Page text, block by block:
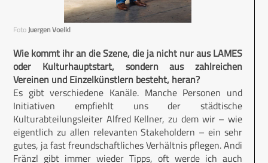
FotoJuergen Voelkl
Wie kommt ihr an die Szene, die ja nicht nur aus LAMES
oder Kulturhauptstart, sondern aus zahlreichen
Vereinen und Einzelkünstlern besteht, heran?
Es gibt verschiedene Kanäle. Manche Personen und
Initiativen empfiehlt uns der städtische
Kulturabteilungsleiter Alfred Kellner, zu dem wir – wie
eigentlich zu allen relevanten Stakeholdern – ein sehr
gutes, ja fast freundschaftliches Verhältnis pflegen. Andi
Fränzl gibt immer wieder Tipps, oft werde ich auch